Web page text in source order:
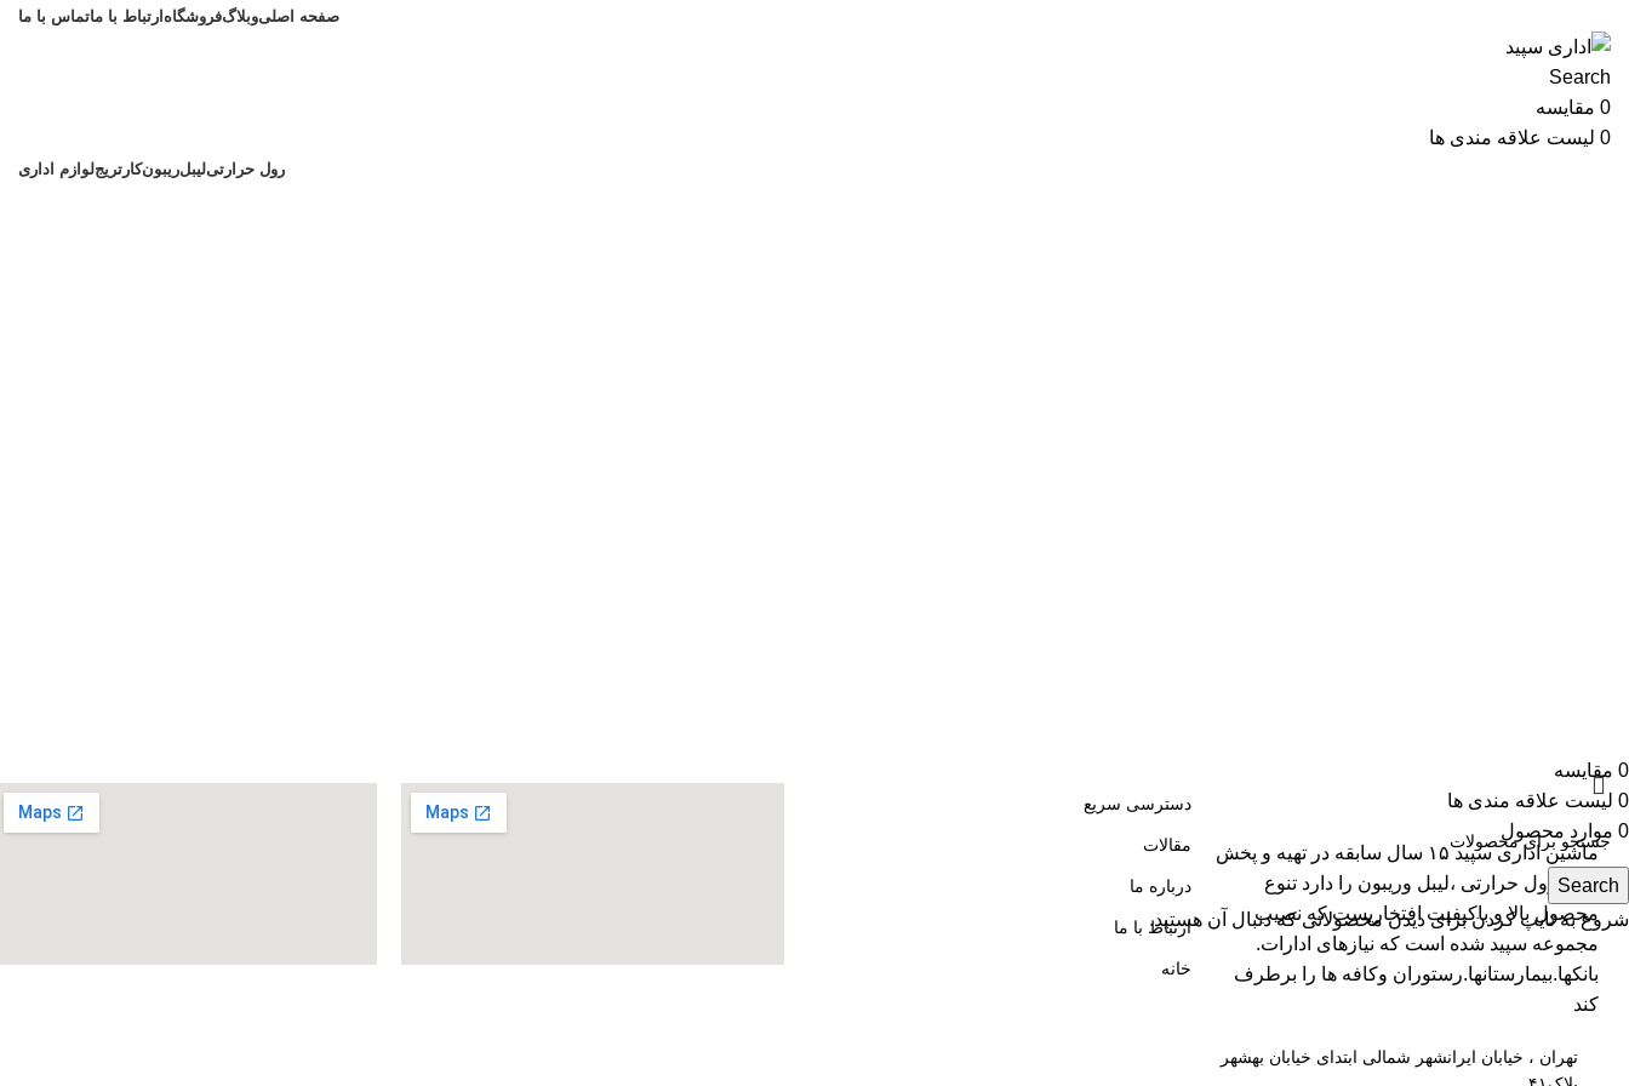
صفحه اصلیوبلاگفروشگاه ارتباط با ماتماس با ما
Search
0 مقایسه
0 لیست علاقه مندی ها
رول حرارتیلیبلریبونکارتریجلوازم اداری
ماشین اداری سپید ۱۵ سال سابقه در تهیه و پخش
انواع رول حرارتی ،لیبل وریبون را دارد تنوع
محصول بالا و باکیفیت افتخاریست که نصیب
مجموعه سپید شده است که نیازهای ادارات.
بانکها.بیمارستانها.رستوران و‌کافه ها را برطرف
کند
تهران ، خیابان ایرانشهر شمالی ابتدای خیابان بهشهر
دسترسی سریع
مقالات
درباره ما
ارتباط با ما
خانه
Search
شروع به تایپ کردن برای دیدن محصولاتی که دنبال آن هستید.
0 مقایسه
0 لیست علاقه مندی ها
0 موارد محصول